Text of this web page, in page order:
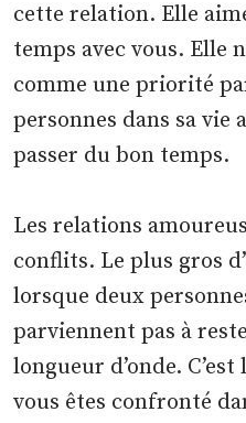
cette relation. Elle
temps avec vous. Elle
comme une priorité
personnes dans sa vie
passer du bon temps.
Les relations
conflits. Le plus gros
lorsque deux
parviennent pas à
longueur d’onde.
vous êtes confronté